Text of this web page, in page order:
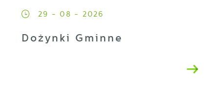
29 - 08 - 2026
Dożynki Gminne
komunikatów mediów społecznościowych.